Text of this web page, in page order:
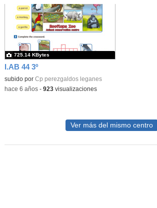
I.AB 44 3º
subido por Cp perezgaldos leganes
725.14 KBytes
-hace 6 años- 923visualizaciones
Ver más del mismo centro